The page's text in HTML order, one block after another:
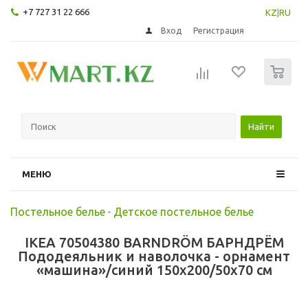
+7 727 31 22 666 KZ RU
Вход Регистрация
Найти
МЕНЮ
Постельное белье - Детское постельное белье
IKEA 70504380 BARNDRÖM БАРНДРЁМ
Пододеяльник и наволочка - орнамент
«машина»/синий 150x200/50x70 см